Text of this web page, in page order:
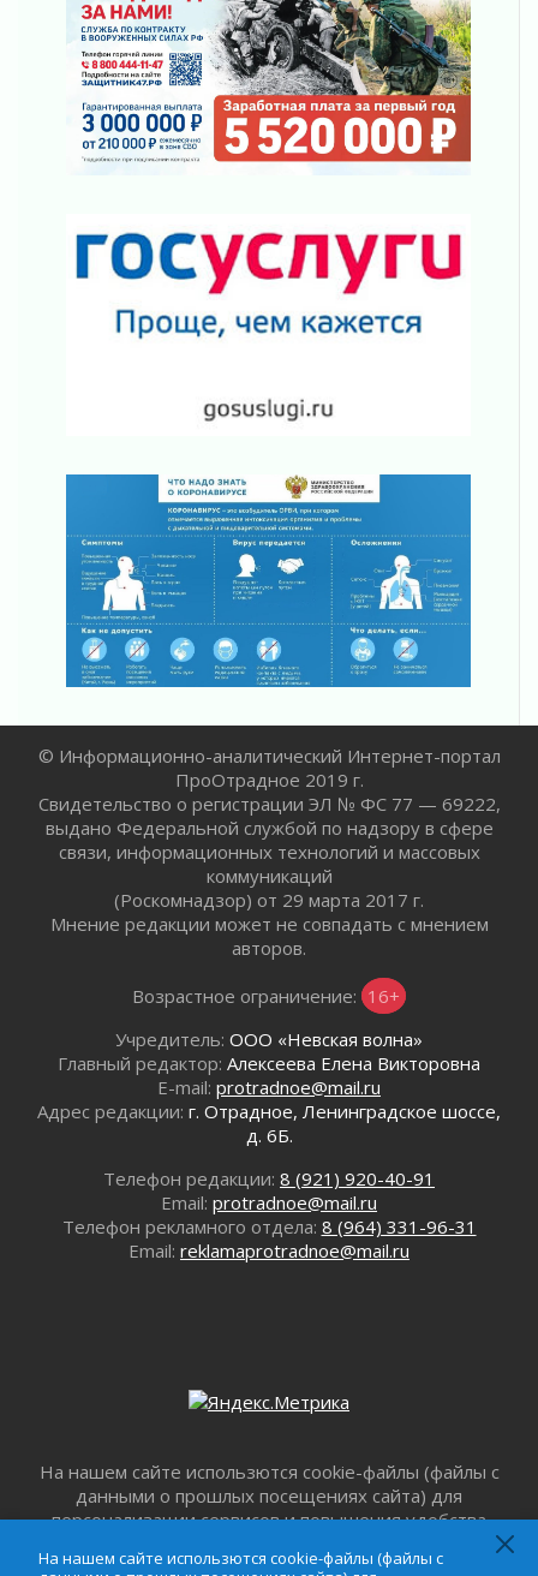
Клюква наливается, но в корзинку пока не
просится
03 августа 2026
Строительные компании Ленобласти
подняли зарплаты почти на 40% за год
03 августа 2026
03 августа 2026
Уроки безопасности для детей и взрослых
Ленобласть отмечает День Воздушно-
десантных войск
«Активное лето»
регионом и страной
Ладога — не пруд
02 августа 2026
ПСК через Гослуслуги напомнит жителям
Ленинградской области о неоплаченных
счетах
02 августа 2026
районе Ленобласти
02 августа 2026
Жителям Ленобласти напомнили, как
действовать при укусе клеща
02 августа 2026
В Ивангороде назвали новых почетных
граждан Ленинградской области
02 августа 2026
Километровые столбы «Дороги жизни»
отправили на реставрацию
02 августа 2026
Ленобласть внедрила передовую подготовку
операторов БПЛА
В Ивангороде появилась «Избушка-
воробушка»
02 августа 2026
Юхла, мука, кантеле и Водяной
летию Билибина
01 августа 2026
Болезнь девственниц и вампиров
Безмолвный крик о помощи
© Информационно-аналитический Интернет-портал
ПроОтрадное 2019 г.
Свидетельство о регистрации ЭЛ № ФС 77 — 69222,
выдано Федеральной службой по надзору в сфере
связи, информационных технологий и массовых
коммуникаций
(Роскомнадзор) от 29 марта 2017 г.
Мнение редакции может не совпадать с мнением
авторов.
Возрастное ограничение: 16+
Учредитель: ООО «Невская волна»
Главный редактор: Алексеева Елена Викторовна
E-mail: protradnoe@mail.ru
Адрес редакции: г. Отрадное, Ленинградское шоссе,
д. 6Б.
Телефон редакции: 8 (921) 920-40-91
Email: protradnoe@mail.ru
Телефон рекламного отдела: 8 (964) 331-96-31
Email: reklamaprotradnoe@mail.ru
На нашем сайте использются cookie-файлы (файлы с
данными о прошлых посещениях сайта) для
персонализации сервисов и повышения удобства
сайтом, вы подтверждаете свое согласие на
На нашем сайте использются cookie-файлы (файлы с